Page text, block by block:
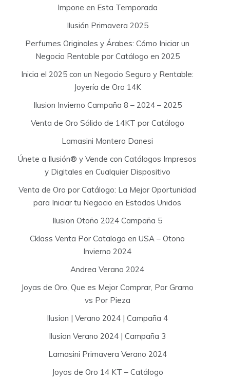
Impone en Esta Temporada
Ilusión Primavera 2025
Perfumes Originales y Árabes: Cómo Iniciar un
Negocio Rentable por Catálogo en 2025
Inicia el 2025 con un Negocio Seguro y Rentable:
Joyería de Oro 14K
Ilusion Invierno Campaña 8 – 2024 – 2025
Venta de Oro Sólido de 14KT por Catálogo
Lamasini Montero Danesi
Únete a Ilusión® y Vende con Catálogos Impresos
y Digitales en Cualquier Dispositivo
Venta de Oro por Catálogo: La Mejor Oportunidad
para Iniciar tu Negocio en Estados Unidos
Ilusion Otoño 2024 Campaña 5
Cklass Venta Por Catalogo en USA – Otono
Invierno 2024
Andrea Verano 2024
Joyas de Oro, Que es Mejor Comprar, Por Gramo
vs Por Pieza
Ilusion | Verano 2024 | Campaña 4
Ilusion Verano 2024 | Campaña 3
Lamasini Primavera Verano 2024
Joyas de Oro 14 KT – Catálogo